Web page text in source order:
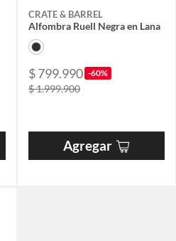
CRATE & BARREL
Alfombra Ruell Negra en Lana
$ 799.990 -60%
$ 1.999.900
Agregar